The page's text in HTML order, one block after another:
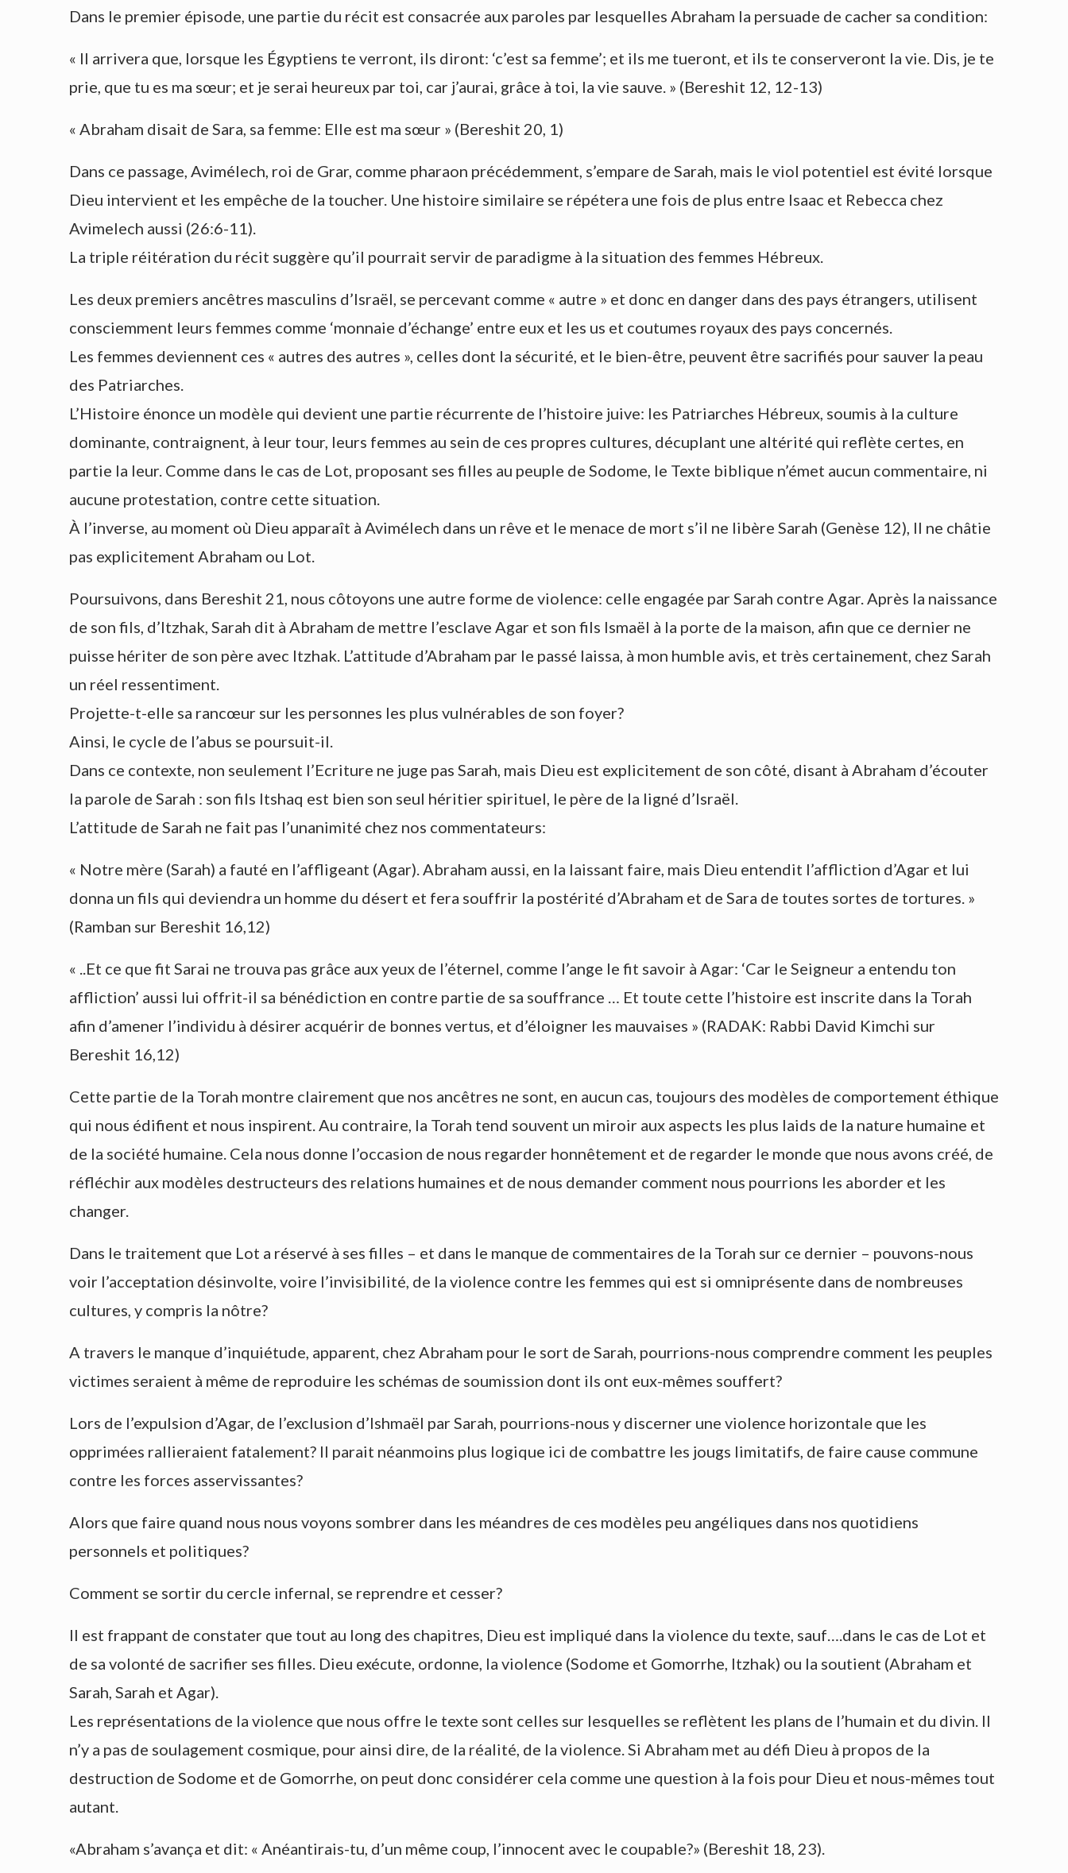
Dans le premier épisode, une partie du récit est consacrée aux paroles par lesquelles Abraham la persuade de cacher sa condition:
« Il arrivera que, lorsque les Égyptiens te verront, ils diront: ‘c’est sa femme’; et ils me tueront, et ils te conserveront la vie. Dis, je te
prie, que tu es ma sœur; et je serai heureux par toi, car j’aurai, grâce à toi, la vie sauve. » (Bereshit 12, 12-13)
« Abraham disait de Sara, sa femme: Elle est ma sœur » (Bereshit 20, 1)
Dans ce passage, Avimélech, roi de Grar, comme pharaon précédemment, s’empare de Sarah, mais le viol potentiel est évité lorsque
Dieu intervient et les empêche de la toucher. Une histoire similaire se répétera une fois de plus entre Isaac et Rebecca chez
Avimelech aussi (26:6-11).
La triple réitération du récit suggère qu’il pourrait servir de paradigme à la situation des femmes Hébreux.
Les deux premiers ancêtres masculins d’Israël, se percevant comme « autre » et donc en danger dans des pays étrangers, utilisent
consciemment leurs femmes comme ‘monnaie d’échange’ entre eux et les us et coutumes royaux des pays concernés.
Les femmes deviennent ces « autres des autres », celles dont la sécurité, et le bien-être, peuvent être sacrifiés pour sauver la peau
des Patriarches.
L’Histoire énonce un modèle qui devient une partie récurrente de l’histoire juive: les Patriarches Hébreux, soumis à la culture
dominante, contraignent, à leur tour, leurs femmes au sein de ces propres cultures, décuplant une altérité qui reflète certes, en
partie la leur. Comme dans le cas de Lot, proposant ses filles au peuple de Sodome, le Texte biblique n’émet aucun commentaire, ni
aucune protestation, contre cette situation.
À l’inverse, au moment où Dieu apparaît à Avimélech dans un rêve et le menace de mort s’il ne libère Sarah (Genèse 12), Il ne châtie
pas explicitement Abraham ou Lot.
Poursuivons, dans Bereshit 21, nous côtoyons une autre forme de violence: celle engagée par Sarah contre Agar. Après la naissance
de son fils, d’Itzhak, Sarah dit à Abraham de mettre l’esclave Agar et son fils Ismaël à la porte de la maison, afin que ce dernier ne
puisse hériter de son père avec Itzhak. L’attitude d’Abraham par le passé laissa, à mon humble avis, et très certainement, chez Sarah
un réel ressentiment.
Projette-t-elle sa rancœur sur les personnes les plus vulnérables de son foyer?
Ainsi, le cycle de l’abus se poursuit-il.
Dans ce contexte, non seulement l’Ecriture ne juge pas Sarah, mais Dieu est explicitement de son côté, disant à Abraham d’écouter
la parole de Sarah : son fils Itshaq est bien son seul héritier spirituel, le père de la ligné d’Israël.
L’attitude de Sarah ne fait pas l’unanimité chez nos commentateurs:
« Notre mère (Sarah) a fauté en l’affligeant (Agar). Abraham aussi, en la laissant faire, mais Dieu entendit l’affliction d’Agar et lui
donna un fils qui deviendra un homme du désert et fera souffrir la postérité d’Abraham et de Sara de toutes sortes de tortures. »
(Ramban sur Bereshit 16,12)
« ..Et ce que fit Sarai ne trouva pas grâce aux yeux de l’éternel, comme l’ange le fit savoir à Agar: ‘Car le Seigneur a entendu ton
affliction’ aussi lui offrit-il sa bénédiction en contre partie de sa souffrance … Et toute cette l’histoire est inscrite dans la Torah
afin d’amener l’individu à désirer acquérir de bonnes vertus, et d’éloigner les mauvaises » (RADAK: Rabbi David Kimchi sur
Bereshit 16,12)
Cette partie de la Torah montre clairement que nos ancêtres ne sont, en aucun cas, toujours des modèles de comportement éthique
qui nous édifient et nous inspirent. Au contraire, la Torah tend souvent un miroir aux aspects les plus laids de la nature humaine et
de la société humaine. Cela nous donne l’occasion de nous regarder honnêtement et de regarder le monde que nous avons créé, de
réfléchir aux modèles destructeurs des relations humaines et de nous demander comment nous pourrions les aborder et les
changer.
Dans le traitement que Lot a réservé à ses filles – et dans le manque de commentaires de la Torah sur ce dernier – pouvons-nous
voir l’acceptation désinvolte, voire l’invisibilité, de la violence contre les femmes qui est si omniprésente dans de nombreuses
cultures, y compris la nôtre?
A travers le manque d’inquiétude, apparent, chez Abraham pour le sort de Sarah, pourrions-nous comprendre comment les peuples
victimes seraient à même de reproduire les schémas de soumission dont ils ont eux-mêmes souffert?
Lors de l’expulsion d’Agar, de l’exclusion d’Ishmaël par Sarah, pourrions-nous y discerner une violence horizontale que les
opprimées rallieraient fatalement? Il parait néanmoins plus logique ici de combattre les jougs limitatifs, de faire cause commune
contre les forces asservissantes?
Alors que faire quand nous nous voyons sombrer dans les méandres de ces modèles peu angéliques dans nos quotidiens
personnels et politiques?
Comment se sortir du cercle infernal, se reprendre et cesser?
Il est frappant de constater que tout au long des chapitres, Dieu est impliqué dans la violence du texte, sauf….dans le cas de Lot et
de sa volonté de sacrifier ses filles. Dieu exécute, ordonne, la violence (Sodome et Gomorrhe, Itzhak) ou la soutient (Abraham et
Sarah, Sarah et Agar).
Les représentations de la violence que nous offre le texte sont celles sur lesquelles se reflètent les plans de l’humain et du divin. Il
n’y a pas de soulagement cosmique, pour ainsi dire, de la réalité, de la violence. Si Abraham met au défi Dieu à propos de la
destruction de Sodome et de Gomorrhe, on peut donc considérer cela comme une question à la fois pour Dieu et nous-mêmes tout
autant.
«Abraham s’avança et dit: « Anéantirais-tu, d’un même coup, l’innocent avec le coupable?» (Bereshit 18, 23).